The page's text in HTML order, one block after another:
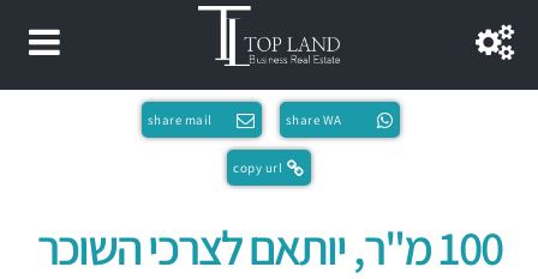
share WA
share mail
copy url
100 מ"ר, יותאם לצרכי השוכר